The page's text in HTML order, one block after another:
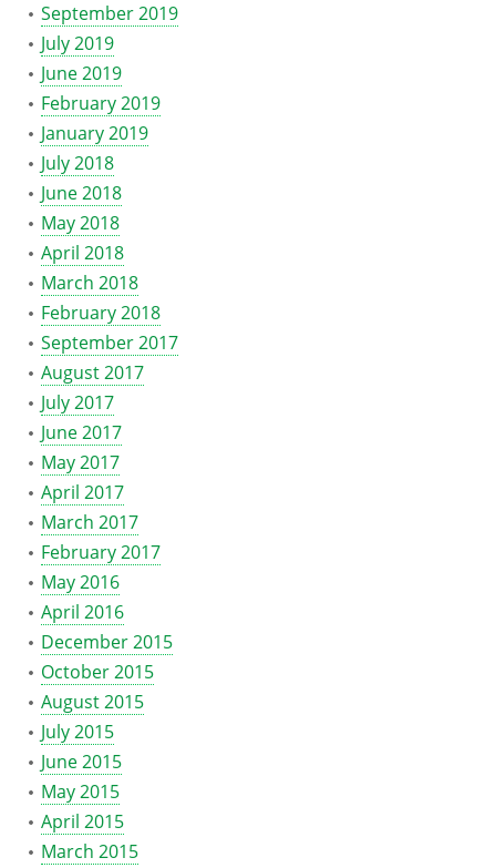
September 2019
July 2019
June 2019
February 2019
January 2019
July 2018
June 2018
May 2018
April 2018
March 2018
February 2018
September 2017
August 2017
July 2017
June 2017
May 2017
April 2017
March 2017
February 2017
May 2016
April 2016
December 2015
October 2015
August 2015
July 2015
June 2015
May 2015
April 2015
March 2015